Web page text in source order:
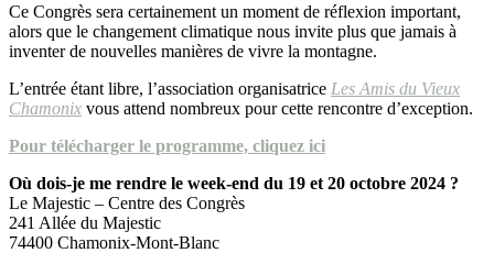
Ce Congrès sera certainement un moment de réflexion important,
alors que le changement climatique nous invite plus que jamais à
inventer de nouvelles manières de vivre la montagne.
L’entrée étant libre, l’association organisatrice Les Amis du Vieux
Chamonix vous attend nombreux pour cette rencontre d’exception.
Pour télécharger le programme, cliquez ici
Où dois-je me rendre le week-end du 19 et 20 octobre 2024 ?
Le Majestic – Centre des Congrès
241 Allée du Majestic
74400 Chamonix-Mont-Blanc